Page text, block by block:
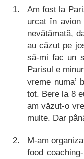
Am fost la
urcat în
nevătămată,
au căzut pe
să-mi fac un
Parisul e
vreme numa’
tot. Bere la 8
am văzut-o
multe. Dar
M-am
food